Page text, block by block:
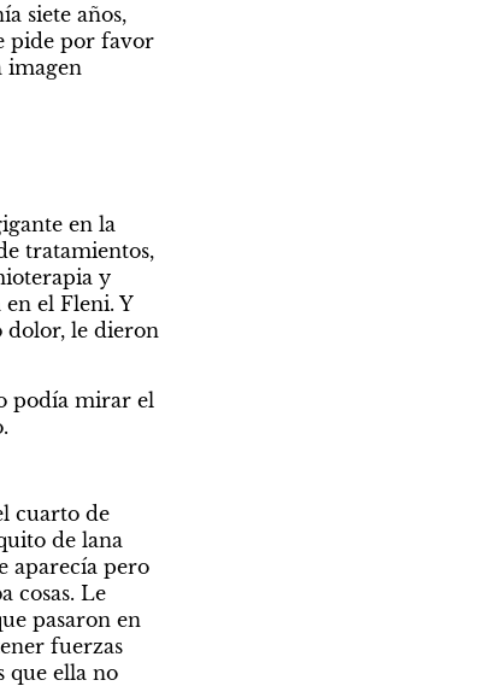
siete años,
pide por favor
imagen
en la
tratamientos,
y
el Fleni. Y
dolor, le dieron
podía mirar el
cuarto de
de lana
aparecía pero
cosas. Le
pasaron en
fuerzas
que ella no